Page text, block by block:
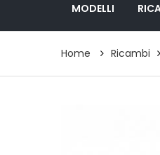
MODELLI
Home Ricambi